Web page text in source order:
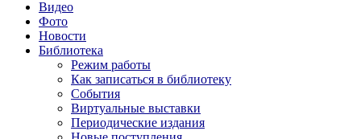
Видео
Фото
Новости
Библиотека
Режим работы
Как записаться в библиотеку
События
Виртуальные выставки
Периодические издания